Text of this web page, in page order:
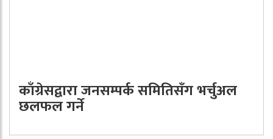
काँग्रेसद्वारा जनसम्पर्क समितिसँग भर्चुअल
छलफल गर्ने